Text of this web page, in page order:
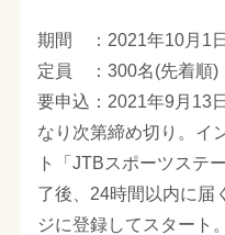
期間 ：2021年10月1
定員 ：300名(先着順)
要申込：2021年9月13
なり次第締め切り。イ
ト「JTBスポーツステ
了後、24時間以内に届
ジに登録してスタート。